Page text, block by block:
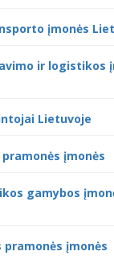
įmonės
ir logistikos
Lietuvoje
įmonės
gamybos
pramonės įmonės